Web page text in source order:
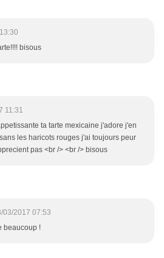
bisous
11:31
ta tarte mexicaine j'adore j'en
les haricots rouges j'ai toujours peur
pas <br /> <br /> bisous
03/2017 07:53
beaucoup !